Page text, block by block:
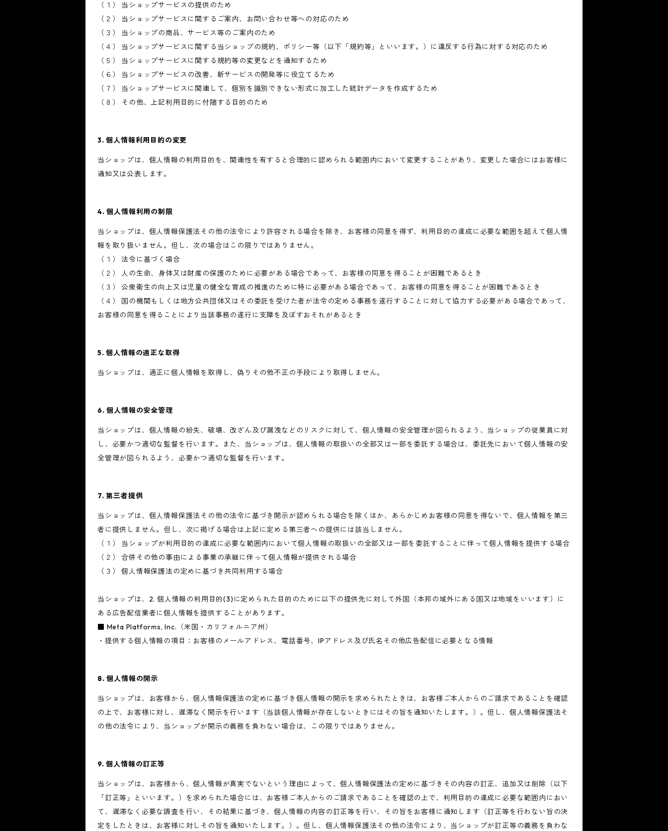
（１） 当ショップサービスの提供のため
（２） 当ショップサービスに関するご案内、お問い合わせ等への対応のため
（３） 当ショップの商品、サービス等のご案内のため
（４） 当ショップサービスに関する当ショップの規約、ポリシー等（以下「規約等」といいます。）に違反する行為に対する対応のため
（５） 当ショップサービスに関する規約等の変更などを通知するため
（６） 当ショップサービスの改善、新サービスの開発等に役立てるため
（７） 当ショップサービスに関連して、個別を識別できない形式に加工した統計データを作成するため
（８） その他、上記利用目的に付随する目的のため
3. 個人情報利用目的の変更
当ショップは、個人情報の利用目的を、関連性を有すると合理的に認められる範囲内において変更することがあり、変更した場合にはお客様に
通知又は公表します。
4. 個人情報利用の制限
当ショップは、個人情報保護法その他の法令により許容される場合を除き、お客様の同意を得ず、利用目的の達成に必要な範囲を超えて個人情
報を取り扱いません。但し、次の場合はこの限りではありません。
（１） 法令に基づく場合
（２） 人の生命、身体又は財産の保護のために必要がある場合であって、お客様の同意を得ることが困難であるとき
（３） 公衆衛生の向上又は児童の健全な育成の推進のために特に必要がある場合であって、お客様の同意を得ることが困難であるとき
（４） 国の機関もしくは地方公共団体又はその委託を受けた者が法令の定める事務を遂行することに対して協力する必要がある場合であって、
お客様の同意を得ることにより当該事務の遂行に支障を及ぼすおそれがあるとき
5. 個人情報の適正な取得
当ショップは、適正に個人情報を取得し、偽りその他不正の手段により取得しません。
6. 個人情報の安全管理
当ショップは、個人情報の紛失、破壊、改ざん及び漏洩などのリスクに対して、個人情報の安全管理が図られるよう、当ショップの従業員に対
し、必要かつ適切な監督を行います。また、当ショップは、個人情報の取扱いの全部又は一部を委託する場合は、委託先において個人情報の安
全管理が図られるよう、必要かつ適切な監督を行います。
7. 第三者提供
当ショップは、個人情報保護法その他の法令に基づき開示が認められる場合を除くほか、あらかじめお客様の同意を得ないで、個人情報を第三
者に提供しません。但し、次に掲げる場合は上記に定める第三者への提供には該当しません。
（１） 当ショップが利用目的の達成に必要な範囲内において個人情報の取扱いの全部又は一部を委託することに伴って個人情報を提供する場合
（２） 合併その他の事由による事業の承継に伴って個人情報が提供される場合
（３） 個人情報保護法の定めに基づき共同利用する場合
当ショップは、2. 個人情報の利用目的(3)に定められた目的のために以下の提供先に対して外国（本邦の域外にある国又は地域をいいます）に
ある広告配信業者に個人情報を提供することがあります。
■ Meta Platforms, Inc.（米国・カリフォルニア州）
・提供する個人情報の項目：お客様のメールアドレス、電話番号、IPアドレス及び氏名その他広告配信に必要となる情報
8. 個人情報の開示
当ショップは、お客様から、個人情報保護法の定めに基づき個人情報の開示を求められたときは、お客様ご本人からのご請求であることを確認
の上で、お客様に対し、遅滞なく開示を行います（当該個人情報が存在しないときにはその旨を通知いたします。）。但し、個人情報保護法そ
の他の法令により、当ショップが開示の義務を負わない場合は、この限りではありません。
9. 個人情報の訂正等
当ショップは、お客様から、個人情報が真実でないという理由によって、個人情報保護法の定めに基づきその内容の訂正、追加又は削除（以下
「訂正等」といいます。）を求められた場合には、お客様ご本人からのご請求であることを確認の上で、利用目的の達成に必要な範囲内におい
て、遅滞なく必要な調査を行い、その結果に基づき、個人情報の内容の訂正等を行い、その旨をお客様に通知します（訂正等を行わない旨の決
定をしたときは、お客様に対しその旨を通知いたします。）。但し、個人情報保護法その他の法令により、当ショップが訂正等の義務を負わな